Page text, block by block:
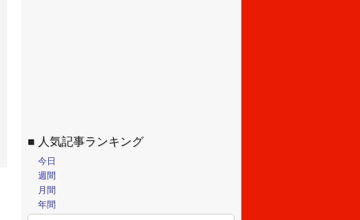
人気記事ランキング
今日
週間
月間
年間